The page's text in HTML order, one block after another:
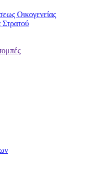
Οικογενείας